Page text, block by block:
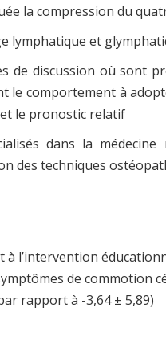
la compression du
lymphatique et
de discussion où sont
le comportement à
le pronostic relatif
dans la
des techniques
à l’intervention
de commotion
rapport à -3,64 ± 5,89)